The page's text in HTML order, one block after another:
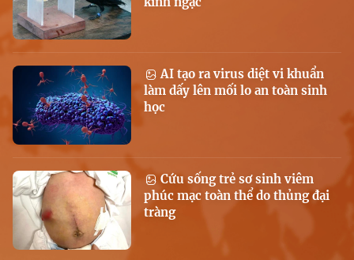
AI tạo ra virus diệt vi khuẩn
làm dấy lên mối lo an toàn sinh
học
Cứu sống trẻ sơ sinh viêm
phúc mạc toàn thể do thủng đại
tràng